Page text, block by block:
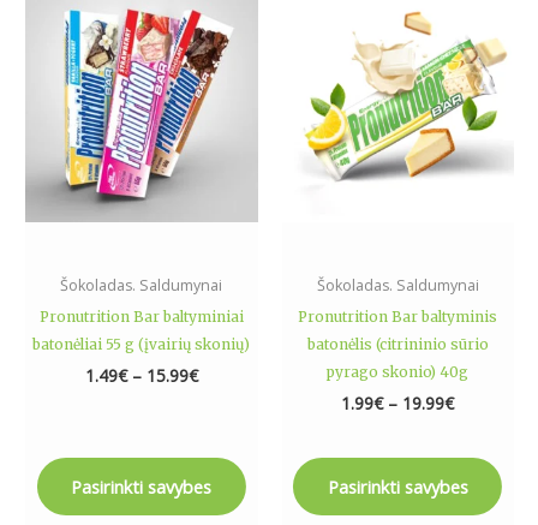
Šokoladas. Saldumynai
Pronutrition Bar baltyminiai
batonėliai 55 g (įvairių skonių)
1.49€ – 15.99€
1.49€
through
15.99€
Pasirinkti savybes
has
multiple
variants.
The
options
may
be
chosen
product
page
Šokoladas. Saldumynai
Pronutrition Bar baltyminis
batonėlis (citrininio sūrio
pyrago skonio) 40g
1.99€ – 19.99€
19.99€
Pasirinkti savybes
has
multiple
variants.
The
options
may
product
page